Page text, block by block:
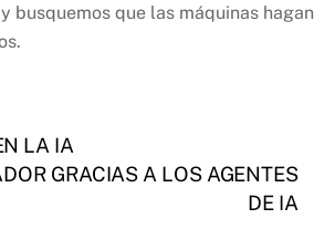
busquemos que las máquinas hagan
LA IA
GRACIAS A LOS AGENTES
DE IA